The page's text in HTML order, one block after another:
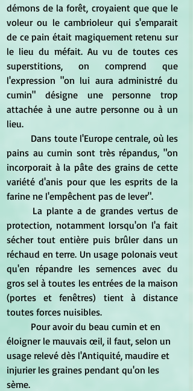
démons de la forêt, croyaient que que le
voleur ou le cambrioleur qui s'emparait
de ce pain était magiquement retenu sur
le lieu du méfait. Au vu de toutes ces
superstitions, on comprend que
l'expression "on lui aura administré du
cumin" désigne une personne trop
attachée à une autre personne ou à un
lieu.
Dans toute l'Europe centrale, où les
pains au cumin sont très répandus, "on
incorporait à la pâte des grains de cette
variété d'anis pour que les esprits de la
farine ne l'empêchent pas de lever".
La plante a de grandes vertus de
protection, notamment lorsqu'on l'a fait
sécher tout entière puis brûler dans un
réchaud en terre. Un usage polonais veut
qu'en répandre les semences avec du
gros sel à toutes les entrées de la maison
(portes et fenêtres) tient à distance
toutes forces nuisibles.
Pour avoir du beau cumin et en
éloigner le mauvais œil, il faut, selon un
usage relevé dès l'Antiquité, maudire et
injurier les graines pendant qu'on les
sème.